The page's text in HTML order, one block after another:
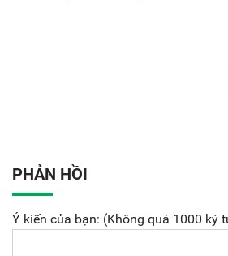
PHẢN HỒI
Ý kiến của bạn: (Không quá 1000 ký